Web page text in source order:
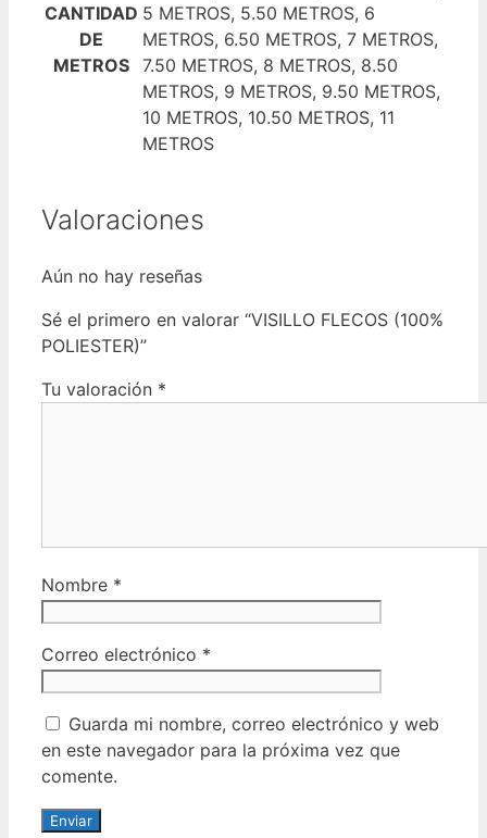
CANTIDAD
DE
METROS
5 METROS, 5.50 METROS, 6
METROS, 6.50 METROS, 7 METROS,
7.50 METROS, 8 METROS, 8.50
METROS, 9 METROS, 9.50 METROS,
10 METROS, 10.50 METROS, 11
METROS
Valoraciones
Aún no hay reseñas
Sé el primero en valorar “VISILLO FLECOS (100%
POLIESTER)”
Tu valoración *
Nombre *
Correo electrónico *
Guarda mi nombre, correo electrónico y web
en este navegador para la próxima vez que
comente.